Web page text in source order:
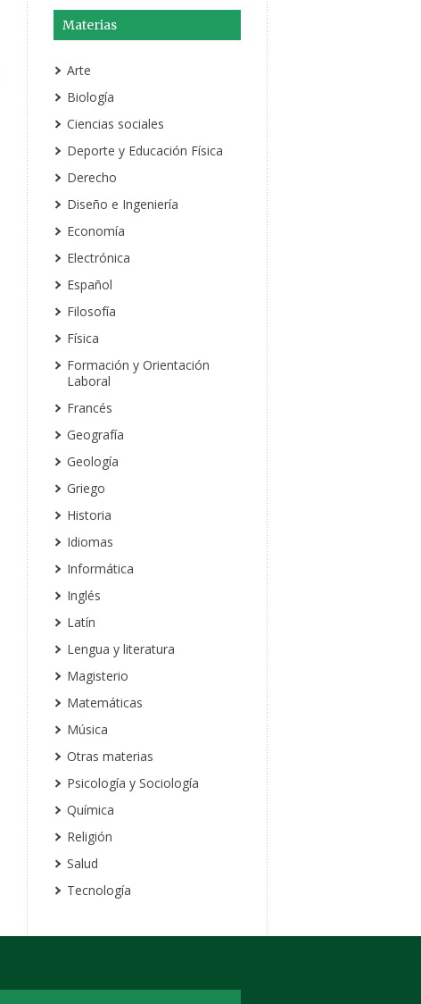
Materias
Arte
Biología
Ciencias sociales
Deporte y Educación Física
Derecho
Diseño e Ingeniería
Economía
Electrónica
Español
Filosofía
Física
Formación y Orientación
Laboral
Francés
Geografía
Geología
Griego
Historia
Idiomas
Informática
Inglés
Latín
Lengua y literatura
Magisterio
Matemáticas
Música
Otras materias
Psicología y Sociología
Química
Religión
Salud
Tecnología